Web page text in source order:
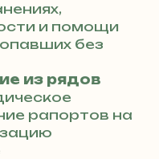
и помощи
без
из рядов
рапортов на